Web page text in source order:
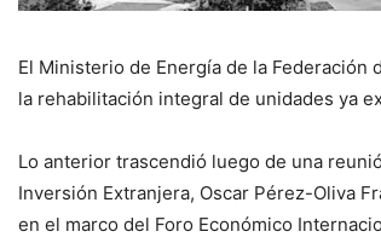
El Ministerio de Energía de la
la rehabilitación integral de unidades ya
Lo anterior trascendió luego de una
Inversión Extranjera, Oscar Pérez-Oliva
en el marco del Foro Económico